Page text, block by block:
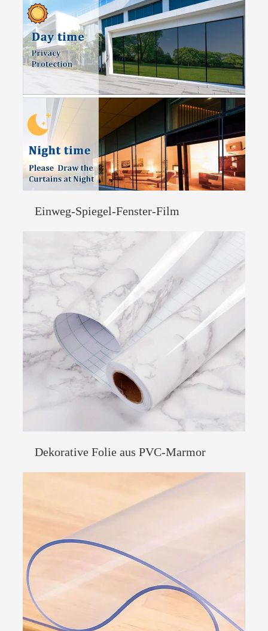
Einweg-Spiegel-Fenster-Film
Dekorative Folie aus PVC-Marmor